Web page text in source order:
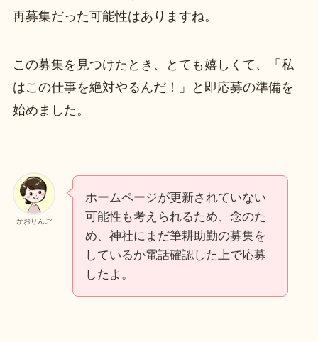
再募集だった可能性はありますね。
この募集を見つけたとき、とても嬉しくて、「私
はこの仕事を絶対やるんだ！」と即応募の準備を
始めました。
かおりんご
ホームページが更新されていない
可能性も考えられるため、念のた
め、神社にまだ筆耕助勤の募集を
しているか電話確認した上で応募
したよ。